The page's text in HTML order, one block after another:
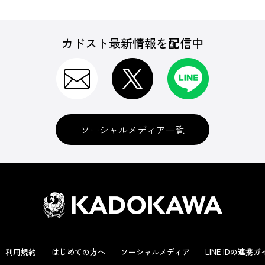
カドスト最新情報を配信中
ソーシャルメディア一覧
利用規約 はじめての方へ ソーシャルメディア LINE IDの連携ガ